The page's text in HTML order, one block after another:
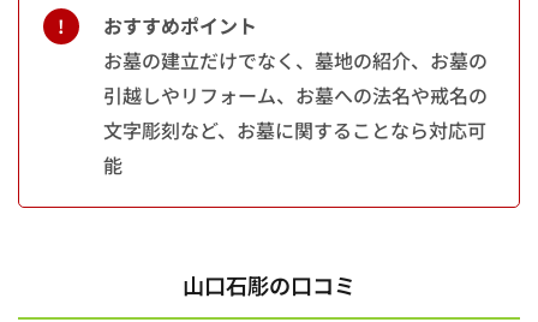
おすすめポイント
お墓の建立だけでなく、墓地の紹介、お墓の
引越しやリフォーム、お墓への法名や戒名の
文字彫刻など、お墓に関することなら対応可
能
山口石彫の口コミ